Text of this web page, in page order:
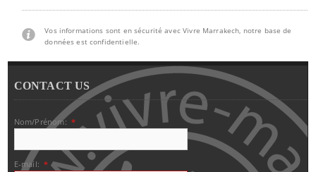
Vos informations sont en sécurité avec Vivre Marrakech, notre base de
données est confidentielle.
CONTACT US
Nom/Prénom: *
E-mail: *